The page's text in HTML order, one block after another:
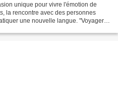
unique pour vivre l'émotion de
la rencontre avec des personnes
une nouvelle langue. "Voyager